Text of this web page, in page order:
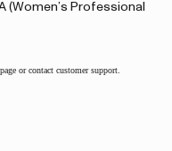
(Women’s Professional
or contact customer support.